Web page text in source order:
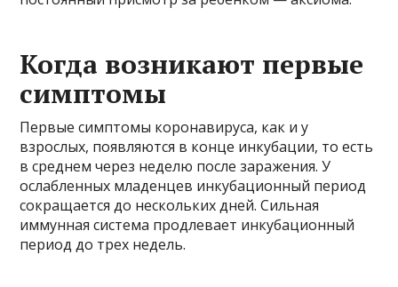
Когда возникают первые
симптомы
Первые симптомы коронавируса, как и у
взрослых, появляются в конце инкубации, то есть
в среднем через неделю после заражения. У
ослабленных младенцев инкубационный период
сокращается до нескольких дней. Сильная
иммунная система продлевает инкубационный
период до трех недель.